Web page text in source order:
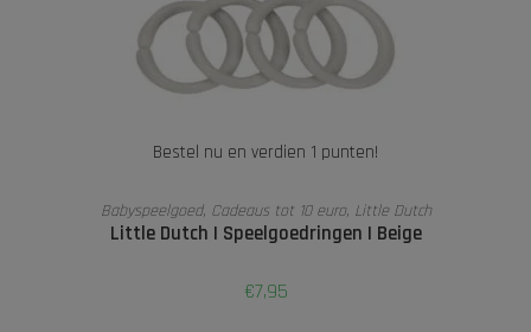
Bestel nu en verdien 1 punten!
TOEVOEGEN AAN WINKELWAGEN
Babyspeelgoed, Cadeaus tot 10 euro, Little Dutch
Little Dutch I Speelgoedringen I Beige
€7,95